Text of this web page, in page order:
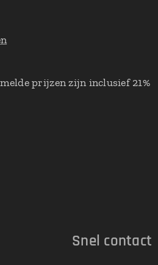
prijzen zijn inclusief 21%
Snel contact